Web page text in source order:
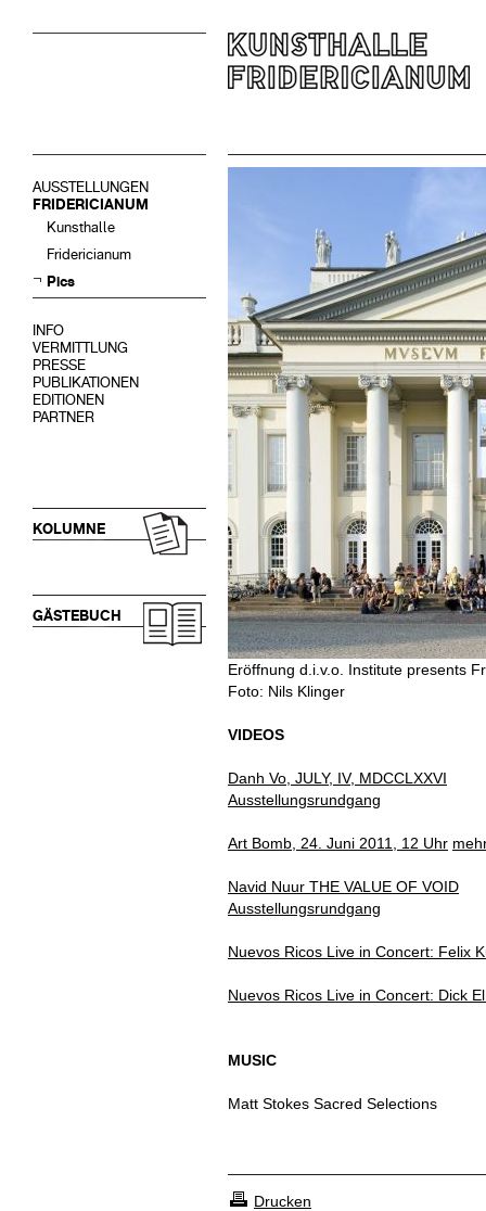
AUSSTELLUNGEN
FRIDERICIANUM
Kunsthalle
Fridericianum
Pics
INFO
VERMITTLUNG
PRESSE
PUBLIKATIONEN
EDITIONEN
PARTNER
KOLUMNE
GÄSTEBUCH
Eröffnung d.i.v.o. Institute presents
Foto: Nils Klinger
VIDEOS
Danh Vo, JULY, IV, MDCCLXXVI
Ausstellungsrundgang
Art Bomb, 24. Juni 2011, 12 Uhr
Navid Nuur THE VALUE OF VOID
Ausstellungsrundgang
Nuevos Ricos Live in Concert: Felix
Nuevos Ricos Live in Concert: Dick
MUSIC
Matt Stokes Sacred Selections
Drucken